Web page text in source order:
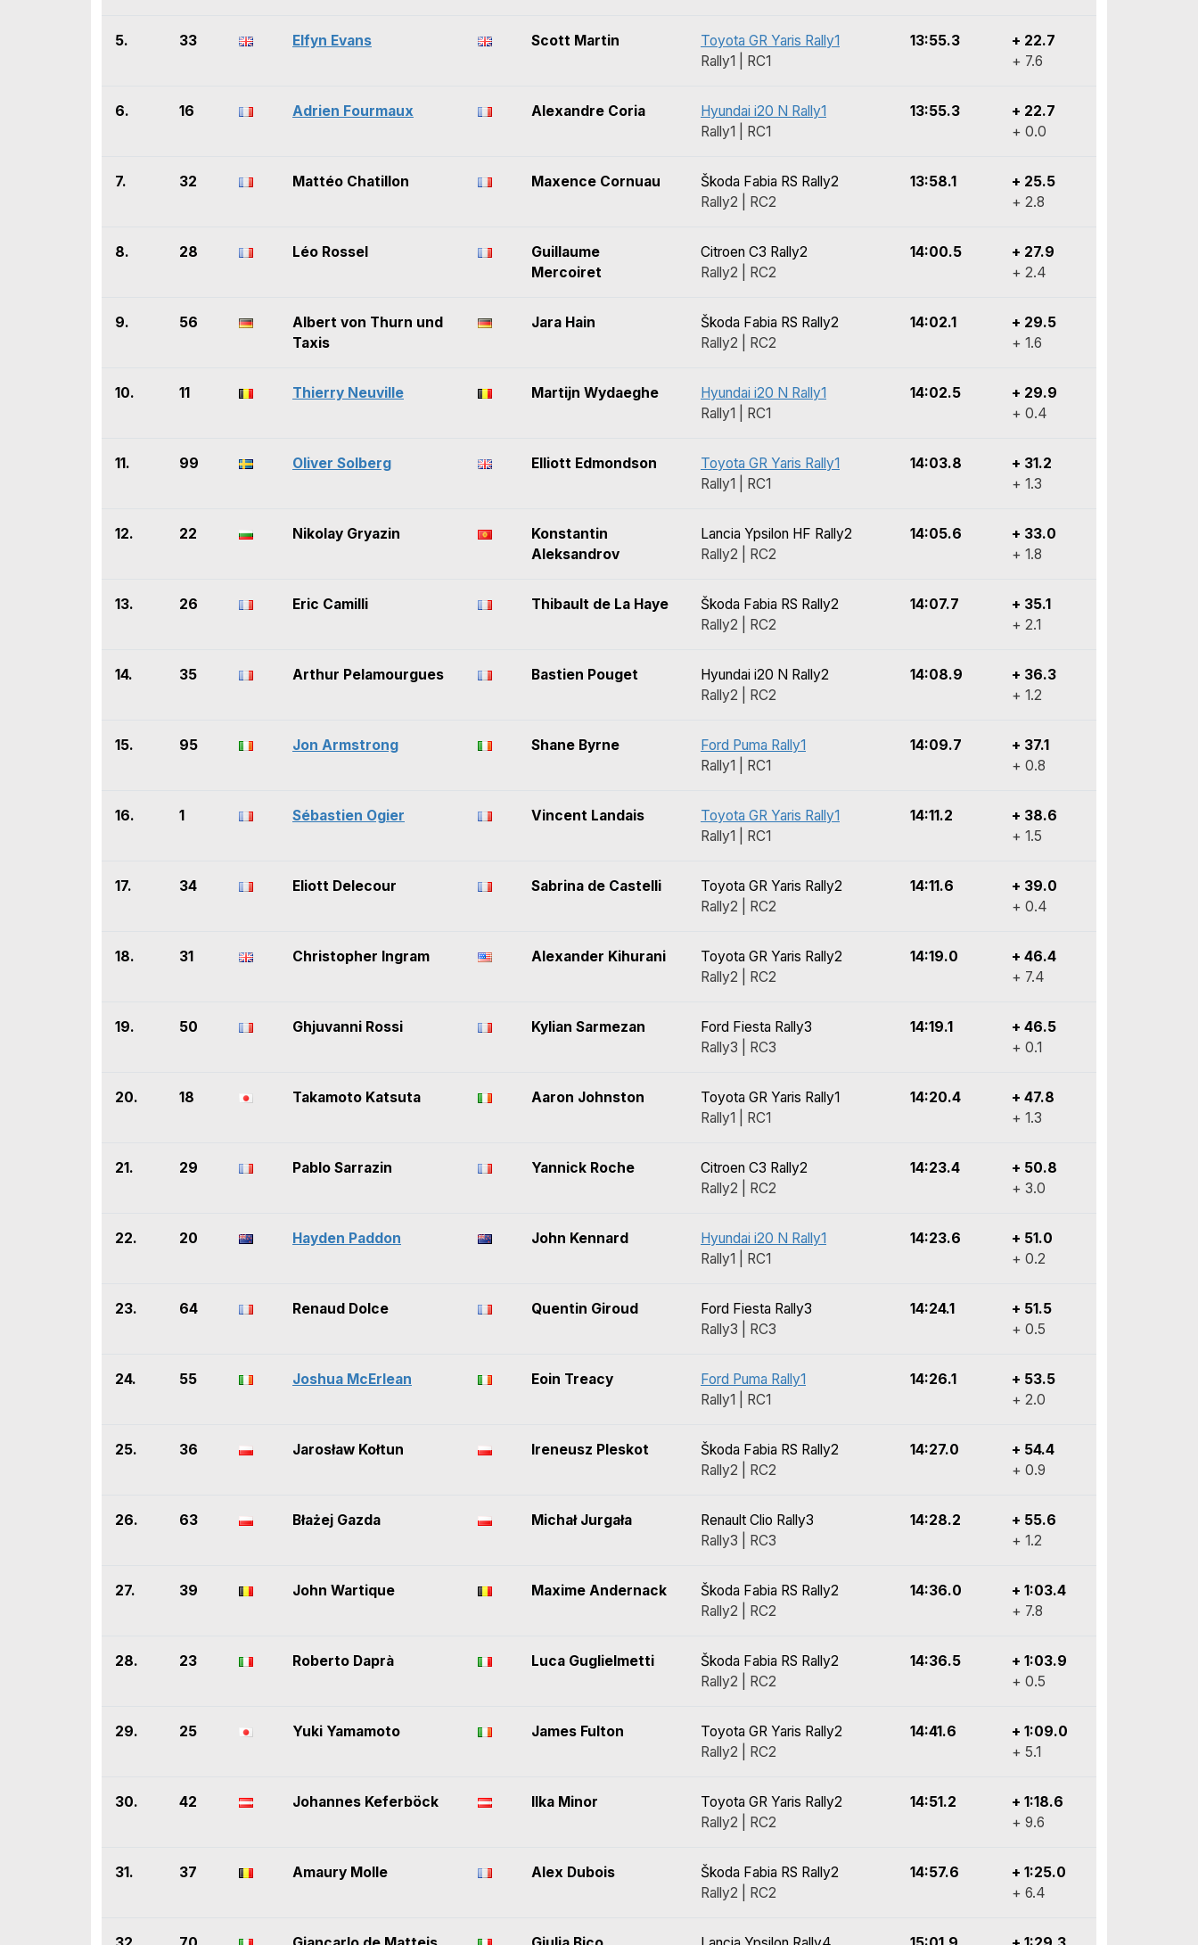
5. 33 Elfyn Evans Scott Martin
Toyota GR Yaris Rally1
Rally1 | RC1
13:55.3
+ 22.7
+ 7.6
6. 16 Adrien Fourmaux Alexandre Coria
Hyundai i20 N Rally1
Rally1 | RC1
13:55.3
+ 22.7
+ 0.0
7. 32 Mattéo Chatillon Maxence Cornuau
Škoda Fabia RS Rally2
Rally2 | RC2
13:58.1
+ 25.5
+ 2.8
8. 28 Léo Rossel
Guillaume
Mercoiret
Citroen C3 Rally2
Rally2 | RC2
14:00.5
+ 27.9
+ 2.4
9. 56
Albert von Thurn und
Taxis
Jara Hain
Škoda Fabia RS Rally2
Rally2 | RC2
14:02.1
+ 29.5
+ 1.6
10. 11 Thierry Neuville Martijn Wydaeghe
Hyundai i20 N Rally1
Rally1 | RC1
14:02.5
+ 29.9
+ 0.4
11. 99 Oliver Solberg Elliott Edmondson
Toyota GR Yaris Rally1
Rally1 | RC1
14:03.8
+ 31.2
+ 1.3
12. 22 Nikolay Gryazin
Konstantin
Aleksandrov
Lancia Ypsilon HF Rally2
Rally2 | RC2
14:05.6
+ 33.0
+ 1.8
13. 26 Eric Camilli Thibault de La Haye
Škoda Fabia RS Rally2
Rally2 | RC2
14:07.7
+ 35.1
+ 2.1
14. 35 Arthur Pelamourgues Bastien Pouget
Hyundai i20 N Rally2
Rally2 | RC2
14:08.9
+ 36.3
+ 1.2
15. 95 Jon Armstrong Shane Byrne
Ford Puma Rally1
Rally1 | RC1
14:09.7
+ 37.1
+ 0.8
16. 1 Sébastien Ogier Vincent Landais
Toyota GR Yaris Rally1
Rally1 | RC1
14:11.2
+ 38.6
+ 1.5
17. 34 Eliott Delecour Sabrina de Castelli
Toyota GR Yaris Rally2
Rally2 | RC2
14:11.6
+ 39.0
+ 0.4
18. 31 Christopher Ingram Alexander Kihurani
Toyota GR Yaris Rally2
Rally2 | RC2
14:19.0
+ 46.4
+ 7.4
19. 50 Ghjuvanni Rossi Kylian Sarmezan
Ford Fiesta Rally3
Rally3 | RC3
14:19.1
+ 46.5
+ 0.1
20. 18 Takamoto Katsuta Aaron Johnston
Toyota GR Yaris Rally1
Rally1 | RC1
14:20.4
+ 47.8
+ 1.3
21. 29 Pablo Sarrazin Yannick Roche
Citroen C3 Rally2
Rally2 | RC2
14:23.4
+ 50.8
+ 3.0
22. 20 Hayden Paddon John Kennard
Hyundai i20 N Rally1
Rally1 | RC1
14:23.6
+ 51.0
+ 0.2
23. 64 Renaud Dolce Quentin Giroud
Ford Fiesta Rally3
Rally3 | RC3
14:24.1
+ 51.5
+ 0.5
24. 55 Joshua McErlean Eoin Treacy
Ford Puma Rally1
Rally1 | RC1
14:26.1
+ 53.5
+ 2.0
25. 36 Jarosław Kołtun Ireneusz Pleskot
Škoda Fabia RS Rally2
Rally2 | RC2
14:27.0
+ 54.4
+ 0.9
26. 63 Błażej Gazda Michał Jurgała
Renault Clio Rally3
Rally3 | RC3
14:28.2
+ 55.6
+ 1.2
27. 39 John Wartique Maxime Andernack
Škoda Fabia RS Rally2
Rally2 | RC2
14:36.0
+ 1:03.4
+ 7.8
28. 23 Roberto Daprà Luca Guglielmetti
Škoda Fabia RS Rally2
Rally2 | RC2
14:36.5
+ 1:03.9
+ 0.5
29. 25 Yuki Yamamoto James Fulton
Toyota GR Yaris Rally2
Rally2 | RC2
14:41.6
+ 1:09.0
+ 5.1
30. 42 Johannes Keferböck Ilka Minor
Toyota GR Yaris Rally2
Rally2 | RC2
14:51.2
+ 1:18.6
+ 9.6
31. 37 Amaury Molle Alex Dubois
Škoda Fabia RS Rally2
Rally2 | RC2
14:57.6
+ 1:25.0
+ 6.4